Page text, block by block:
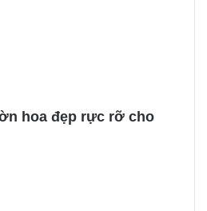
hoa đẹp rực rỡ cho